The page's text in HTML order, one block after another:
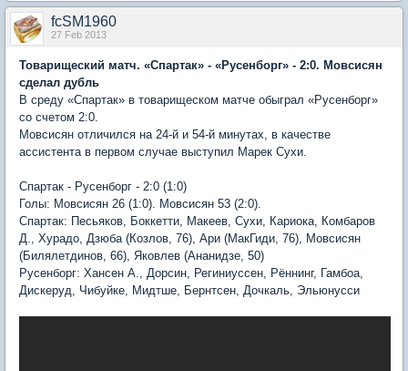
fcSM1960
27 Feb 2013
Товарищеский матч. «Спартак» - «Русенборг» - 2:0. Мовсисян
сделал дубль
В среду «Спартак» в товарищеском матче обыграл «Русенборг»
со счетом 2:0.
Мовсисян отличился на 24-й и 54-й минутах, в качестве
ассистента в первом случае выступил Марек Сухи.
Спартак - Русенборг - 2:0 (1:0)
Голы: Мовсисян 26 (1:0). Мовсисян 53 (2:0).
Спартак: Песьяков, Боккетти, Макеев, Сухи, Кариока, Комбаров
Д., Хурадо, Дзюба (Козлов, 76), Ари (МакГиди, 76), Мовсисян
(Билялетдинов, 66), Яковлев (Ананидзе, 50)
Русенборг: Хансен А., Дорсин, Региниуссен, Рённинг, Гамбоа,
Дискеруд, Чибуйке, Мидтше, Бернтсен, Дочкаль, Эльюнусси